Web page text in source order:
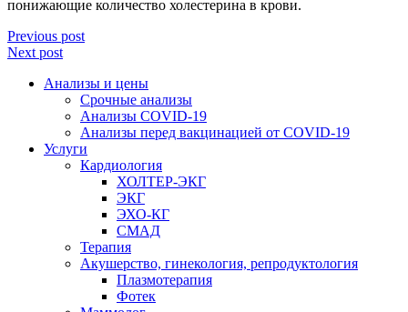
понижающие количество холестерина в крови.
Previous post
Next post
Анализы и цены
Срочные анализы
Анализы COVID-19
Анализы перед вакцинацией от COVID-19
Услуги
Кардиология
ХОЛТЕР-ЭКГ
ЭКГ
ЭХО-КГ
СМАД
Терапия
Акушерство, гинекология, репродуктология
Плазмотерапия
Фотек